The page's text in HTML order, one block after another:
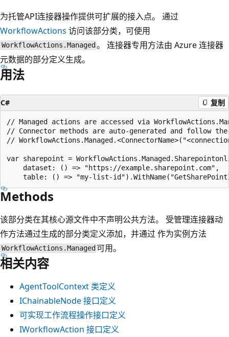
为托管API连接器操作提供可扩展的接入点。 通过
WorkflowActions 访问该部分类，可使用
WorkflowActions.Managed 。 连接器专用方法由 Azure 连接器
元数据的部分定义生成。
用法
C# 复制
// Managed actions are accessed via
// Connector methods are auto-generated and follow
//
var sharepoint =
    dataset: () => "https://example.sharepoint.com",
Methods
该部分类在其核心源文件中不声明公共方法。 受管理连接器动
作方法通过生成的部分类定义添加，并通过 作为实例方法
WorkflowActions.Managed 可用。
相关内容
AgentToolContext 类定义
IChainableNode 接口定义
可实现工作流程操作接口定义
IWorkflowAction 接口定义